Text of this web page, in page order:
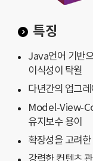
특징
Java언어 기반
이식성이 탁월
다년간의 업그
Model-View-
유지보수 용이
확장성을 고려